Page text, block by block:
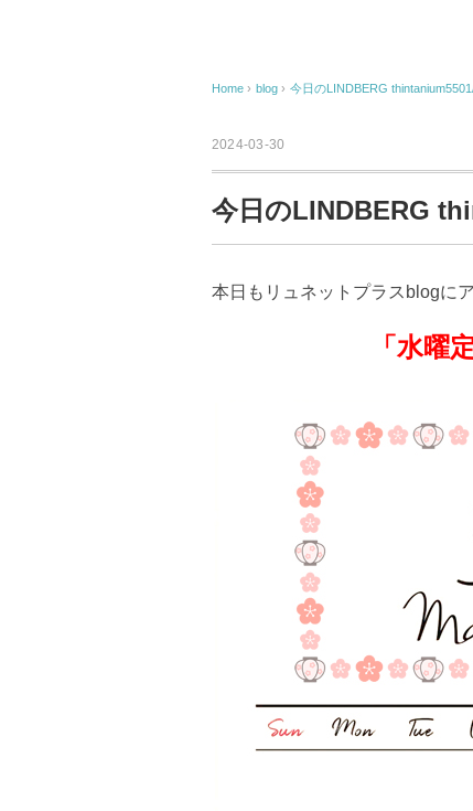
Home › blog › 今日のLINDBERG
2024-03-30
今日のLINDBERG
本日もリュネットプラスblogに
「水曜定休